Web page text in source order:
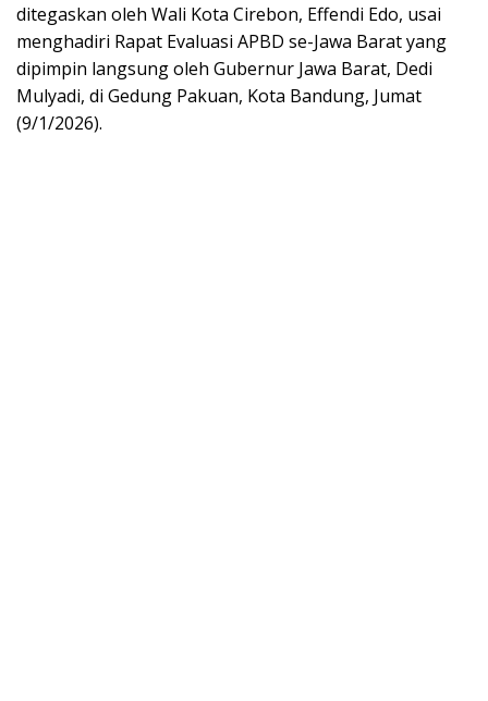
ditegaskan oleh Wali Kota Cirebon, Effendi Edo, usai
menghadiri Rapat Evaluasi APBD se-Jawa Barat yang
dipimpin langsung oleh Gubernur Jawa Barat, Dedi
Mulyadi, di Gedung Pakuan, Kota Bandung, Jumat
(9/1/2026).